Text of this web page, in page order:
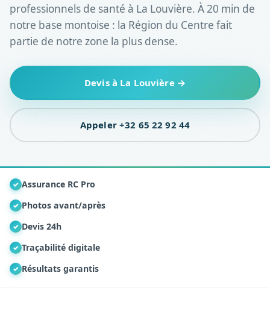
professionnels de santé à La Louvière. À 20 min de
notre base montoise : la Région du Centre fait
partie de notre zone la plus dense.
Devis à La Louvière →
Appeler +32 65 22 92 44
✓ Assurance RC Pro
✓ Photos avant/après
✓ Devis 24h
✓ Traçabilité digitale
✓ Résultats garantis